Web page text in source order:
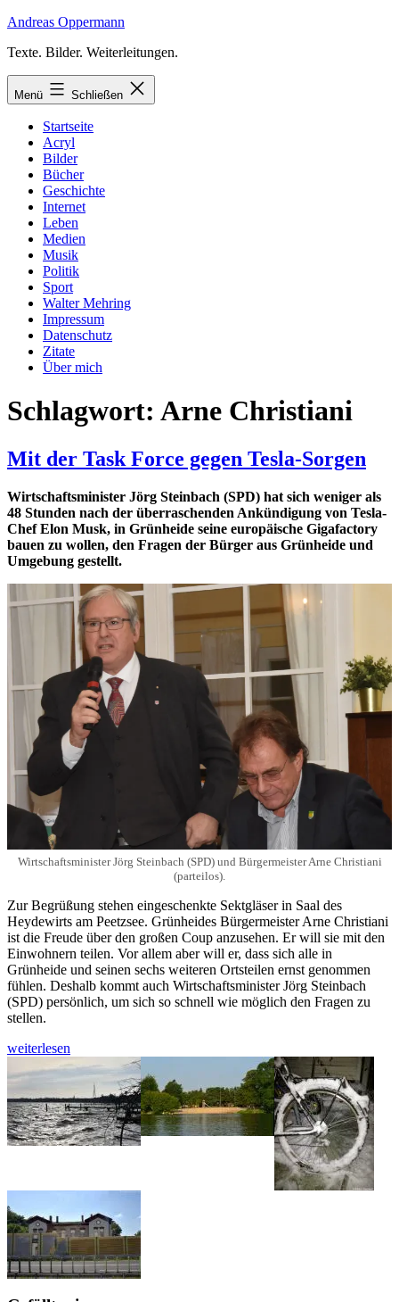
Zum
springen
Andreas Oppermann
Texte. Bilder. Weiterleitungen.
Menü Schließen
Startseite
Acryl
Bilder
Bücher
Geschichte
Internet
Leben
Medien
Musik
Politik
Sport
Walter Mehring
Impressum
Datenschutz
Zitate
Über mich
Schlagwort: Arne Christiani
Mit der Task Force gegen Tesla-Sorgen
Wirtschaftsminister Jörg Steinbach (SPD) hat sich weniger als
48 Stunden nach der überraschenden Ankündigung von Tesla-
Chef Elon Musk, in Grünheide seine europäische Gigafactory
bauen zu wollen, den Fragen der Bürger aus Grünheide und
Umgebung gestellt.
Wirtschaftsminister Jörg Steinbach (SPD) und Bürgermeister Arne Christiani
(parteilos).
Zur Begrüßung stehen eingeschenkte Sektgläser in Saal des
Heydewirts am Peetzsee. Grünheides Bürgermeister Arne Christiani
ist die Freude über den großen Coup anzusehen. Er will sie mit den
Einwohnern teilen. Vor allem aber will er, dass sich alle in
Grünheide und seinen sechs weiteren Ortsteilen ernst genommen
fühlen. Deshalb kommt auch Wirtschaftsminister Jörg Steinbach
(SPD) persönlich, um sich so schnell wie möglich den Fragen zu
stellen.
Mit
Task
Force
gegen
Tesla-
Sorgen
weiterlesen